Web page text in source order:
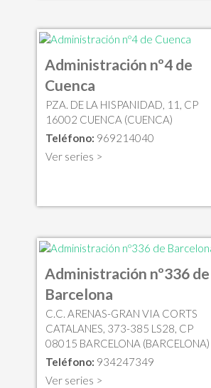
Administración nº4 de
Cuenca
PZA. DE LA HISPANIDAD, 11, CP
16002 CUENCA (CUENCA)
Teléfono: 969214040
Ver series >
Administración nº336 de
Barcelona
C.C. ARENAS-GRAN VIA CORTS
CATALANES, 373-385 LS28, CP
08015 BARCELONA (BARCELONA)
Teléfono: 934247349
Ver series >